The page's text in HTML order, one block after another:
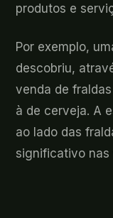
produtos e
Por exemplo,
descobriu,
venda de
à de cerveja. A
ao lado das
significativo nas